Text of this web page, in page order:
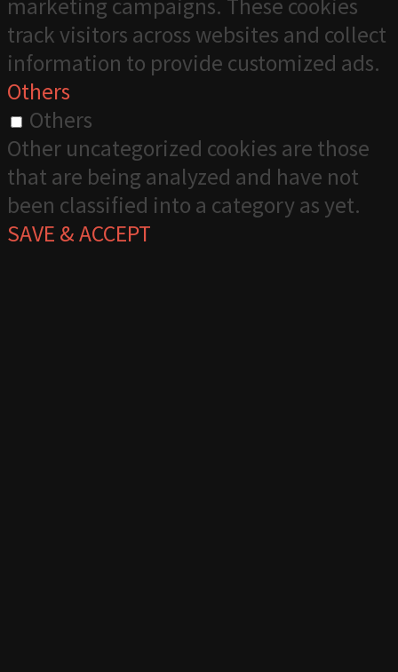
marketing campaigns. These cookies
track visitors across websites and collect
information to provide customized ads.
Others
Others
Other uncategorized cookies are those
that are being analyzed and have not
been classified into a category as yet.
SAVE & ACCEPT